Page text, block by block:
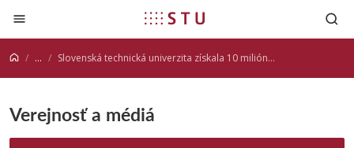
Prejsť na obsah
... Slovenská technická univerzita získala 10 miliónový výskumný grant
Verejnosť a médiá